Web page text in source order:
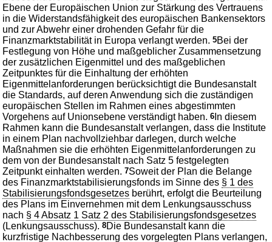
Ebene der Europäischen Union zur Stärkung des Vertrauens
in die Widerstandsfähigkeit des europäischen Bankensektors
und zur Abwehr einer drohenden Gefahr für die
Finanzmarktstabilität in Europa verlangt werden.5Bei der
Festlegung von Höhe und maßgeblicher Zusammensetzung
der zusätzlichen Eigenmittel und des maßgeblichen
Zeitpunktes für die Einhaltung der erhöhten
Eigenmittelanforderungen berücksichtigt die Bundesanstalt
die Standards, auf deren Anwendung sich die zuständigen
europäischen Stellen im Rahmen eines abgestimmten
Vorgehens auf Unionsebene verständigt haben.6 In diesem
Rahmen kann die Bundesanstalt verlangen, dass die Institute
in einem Plan nachvollziehbar darlegen, durch welche
Maßnahmen sie die erhöhten Eigenmittelanforderungen zu
dem von der Bundesanstalt nach Satz 5 festgelegten
Zeitpunkt einhalten werden.7Soweit der Plan die Belange
des Finanzmarktstabilisierungsfonds im Sinne des § 1 des
Stabilisierungsfondsgesetzes berührt, erfolgt die Beurteilung
des Plans im Einvernehmen mit dem Lenkungsausschuss
nach § 4 Absatz 1 Satz 2 des Stabilisierungsfondsgesetzes
(Lenkungsausschuss).8Die Bundesanstalt kann die
kurzfristige Nachbesserung des vorgelegten Plans verlangen,